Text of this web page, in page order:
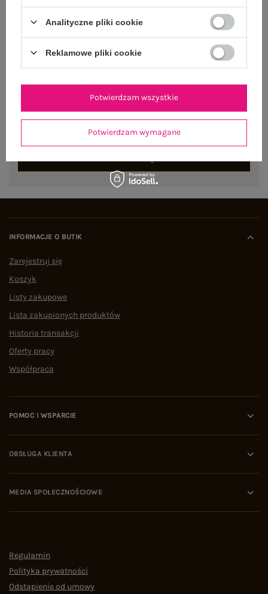
NEWSLETTER
Zapisz się do naszego newslettera i otrzymaj 15% zniżki na
pierwsze zamówienie
INFORMACJE O BUTIK
Zarejestruj się
Koszyk
Listy zakupowe
Lista zakupionych produktów
Historia transakcji
Oferty pracy
Współpraca
POMOC I WSPARCIE
OBSŁUGA KLIENTA
MEDIA SPOŁECZNOŚCIOWE
Regulamin
Polityka prywatności
Odstąpienie od umowy
Analityczne pliki cookie
Reklamowe pliki cookie
Potwierdzam wymagane
Potwierdzam wszystkie